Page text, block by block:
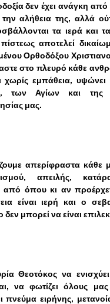
δεν έχει ανάγκη από
αλήθεια της, αλλά
τα ιερά και
αποτελεί
Ορθοδόξου
στο πλευρό κάθε
εμπάθεια,
των Αγίων και της
μας.
απερίφραστα κάθε
απειλής,
από όπου κι αν
είναι ιερή και ο
μπορεί να είναι
Θεοτόκος να
να φωτίζει όλους
πνεύμα ειρήνης,